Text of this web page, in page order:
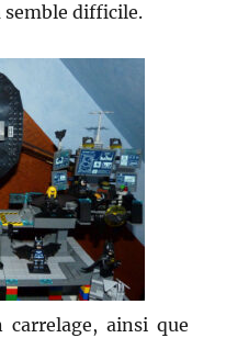
semble difficile.
ainsi que